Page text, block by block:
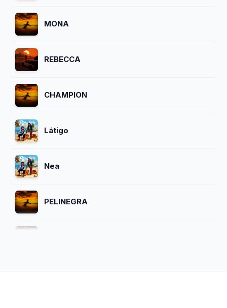
MONA
REBECCA
CHAMPION
Látigo
Nea
PELINEGRA
Bésame (feat. Paula Sosa)